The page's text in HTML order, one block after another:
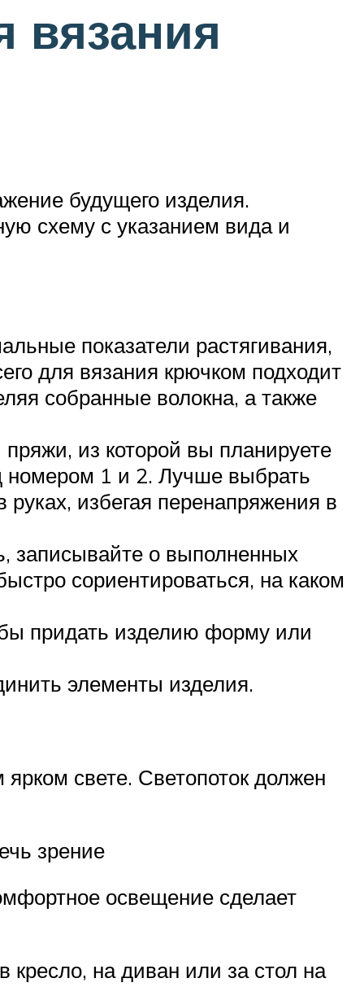
вязания
будущего изделия.
схему с указанием вида и
показатели растягивания,
для вязания крючком подходит
собранные волокна, а также
из которой вы планируете
номером 1 и 2. Лучше выбрать
руках, избегая перенапряжения в
записывайте о выполненных
сориентироваться, на каком
придать изделию форму или
элементы изделия.
свете. Светопоток должен
зрение
освещение сделает
кресло, на диван или за стол на